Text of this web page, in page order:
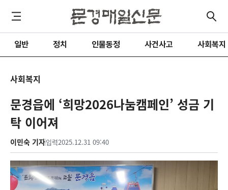
일반 정치 인물동정 사건사고 사회복지
사회복지
문경읍에 ‘희망2026나눔캠페인’ 성금 기
탁 이어져
이민숙 기자입력2025.12.31 09:40